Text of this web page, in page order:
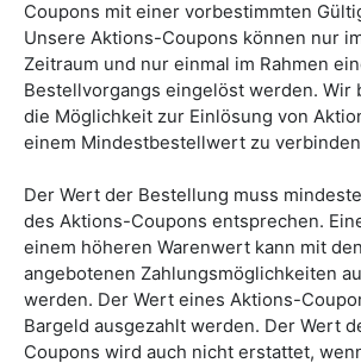
Coupons mit einer vorbestimmten
Unsere Aktions-Coupons können nur
Zeitraum und nur einmal im Rahmen
Bestellvorgangs eingelöst werden. Wir
die Möglichkeit zur Einlösung von
einem Mindestbestellwert zu
Der Wert der Bestellung muss
des Aktions-Coupons entsprechen.
einem höheren Warenwert kann mit
angebotenen Zahlungsmöglichkeiten
werden. Der Wert eines Aktions-
Bargeld ausgezahlt werden. Der Wert
Coupons wird auch nicht erstattet,